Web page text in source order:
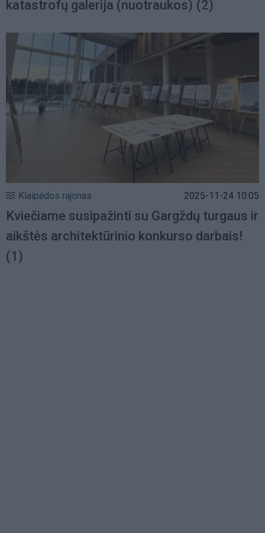
katastrofų galerija (nuotraukos) (2)
Klaipėdos rajonas 2025-11-24 10:05
Kviečiame susipažinti su Gargždų turgaus ir
aikštės architektūrinio konkurso darbais!
(1)